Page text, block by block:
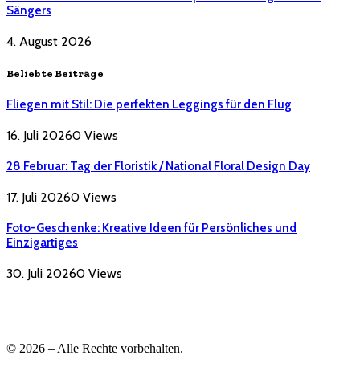
Sängers
4. August 2026
Beliebte Beiträge
Fliegen mit Stil: Die perfekten Leggings für den Flug
16. Juli 20260 Views
28 Februar: Tag der Floristik / National Floral Design Day
17. Juli 20260 Views
Foto-Geschenke: Kreative Ideen für Persönliches und
Einzigartiges
30. Juli 20260 Views
© 2026 – Alle Rechte vorbehalten.